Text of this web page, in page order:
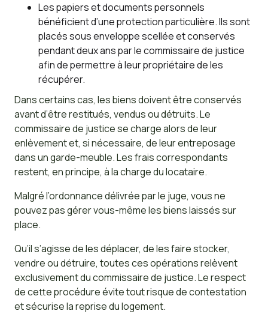
Les papiers et documents personnels
bénéficient d’une protection particulière. Ils sont
placés sous enveloppe scellée et conservés
pendant deux ans par le commissaire de justice
afin de permettre à leur propriétaire de les
récupérer.
Dans certains cas, les biens doivent être conservés
avant d’être restitués, vendus ou détruits. Le
commissaire de justice se charge alors de leur
enlèvement et, si nécessaire, de leur entreposage
dans un garde-meuble. Les frais correspondants
restent, en principe, à la charge du locataire.
Malgré l’ordonnance délivrée par le juge, vous ne
pouvez pas gérer vous-même les biens laissés sur
place.
Qu’il s’agisse de les déplacer, de les faire stocker,
vendre ou détruire, toutes ces opérations relèvent
exclusivement du commissaire de justice. Le respect
de cette procédure évite tout risque de contestation
et sécurise la reprise du logement.